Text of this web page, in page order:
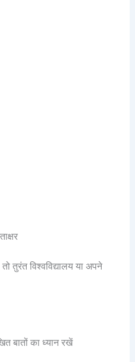
तुरंत विश्वविद्यालय या अपने
बातों का ध्यान रखें